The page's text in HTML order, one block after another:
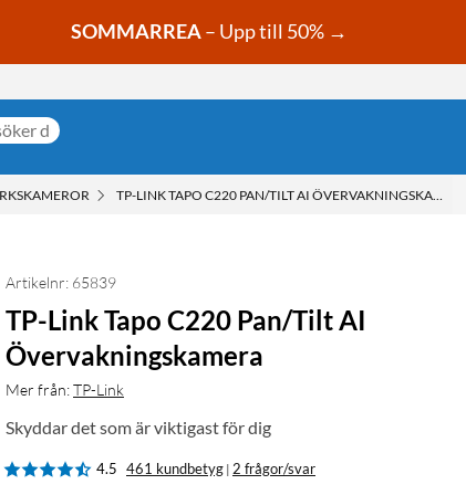
SOMMARREA– Upp till 50% →
TP-LINK TAPO C220 PAN/TILT AI ÖVERVAKNINGSKAMERA
Artikelnr: 65839
TP-Link Tapo C220 Pan/Tilt AI
Övervakningskamera
Mer från:TP-Link
Skyddar det som är viktigast för dig
4.5 461 kundbetyg | 2 frågor/svar